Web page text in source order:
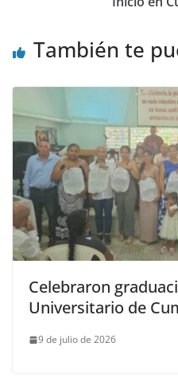
También te
Celebraron
Universitario de
9 de julio de 2026